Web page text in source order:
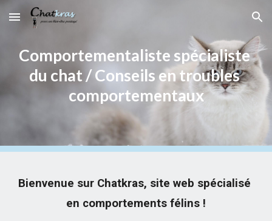
Skip to main content Skip to navigation
Comportementaliste spécialiste
du chat / Conseils en troubles
comportementaux
Bienvenue sur Chatkras, site web spécialisé
en comportements félins !